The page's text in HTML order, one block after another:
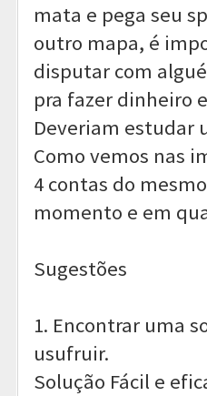
mata e pega seu
outro mapa, é
disputar com
pra fazer dinheiro
Deveriam estudar
Como vemos nas
4 contas do
momento e em
Sugestões
1. Encontrar uma
usufruir.
Solução Fácil e